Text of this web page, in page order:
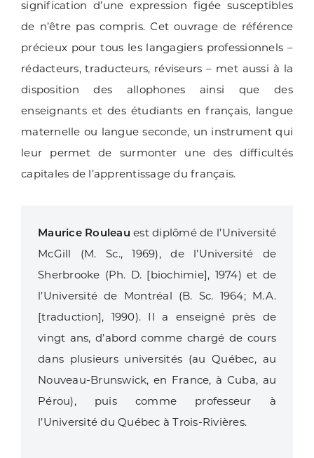
signification d’une expression figée susceptibles
de n’être pas compris. Cet ouvrage de référence
précieux pour tous les langagiers professionnels –
rédacteurs, traducteurs, réviseurs – met aussi à la
disposition des allophones ainsi que des
enseignants et des étudiants en français, langue
maternelle ou langue seconde, un instrument qui
leur permet de surmonter une des difficultés
capitales de l’apprentissage du français.
Maurice Rouleau est diplômé de l’Université
McGill (M. Sc., 1969), de l’Université de
Sherbrooke (Ph. D. [biochimie], 1974) et de
l’Université de Montréal (B. Sc. 1964; M.A.
[traduction], 1990). Il a enseigné près de
vingt ans, d’abord comme chargé de cours
dans plusieurs universités (au Québec, au
Nouveau-Brunswick, en France, à Cuba, au
Pérou), puis comme professeur à
l’Université du Québec à Trois-Rivières.